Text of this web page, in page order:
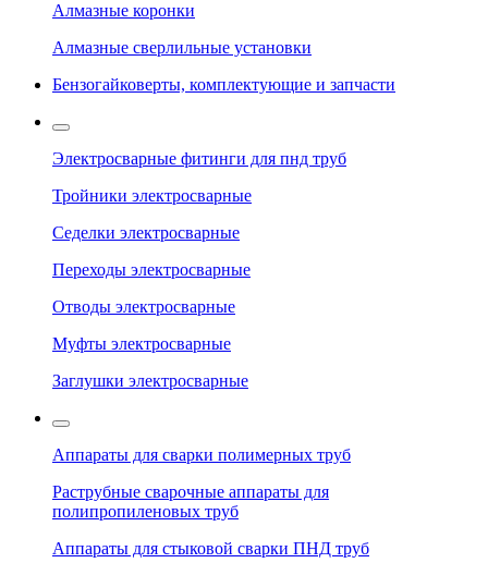
Алмазные коронки
Алмазные сверлильные установки
Бензогайковерты, комплектующие и запчасти
Электросварные фитинги для пнд труб
Тройники электросварные
Седелки электросварные
Переходы электросварные
Отводы электросварные
Муфты электросварные
Заглушки электросварные
Аппараты для сварки полимерных труб
Раструбные сварочные аппараты для
полипропиленовых труб
Аппараты для стыковой сварки ПНД труб